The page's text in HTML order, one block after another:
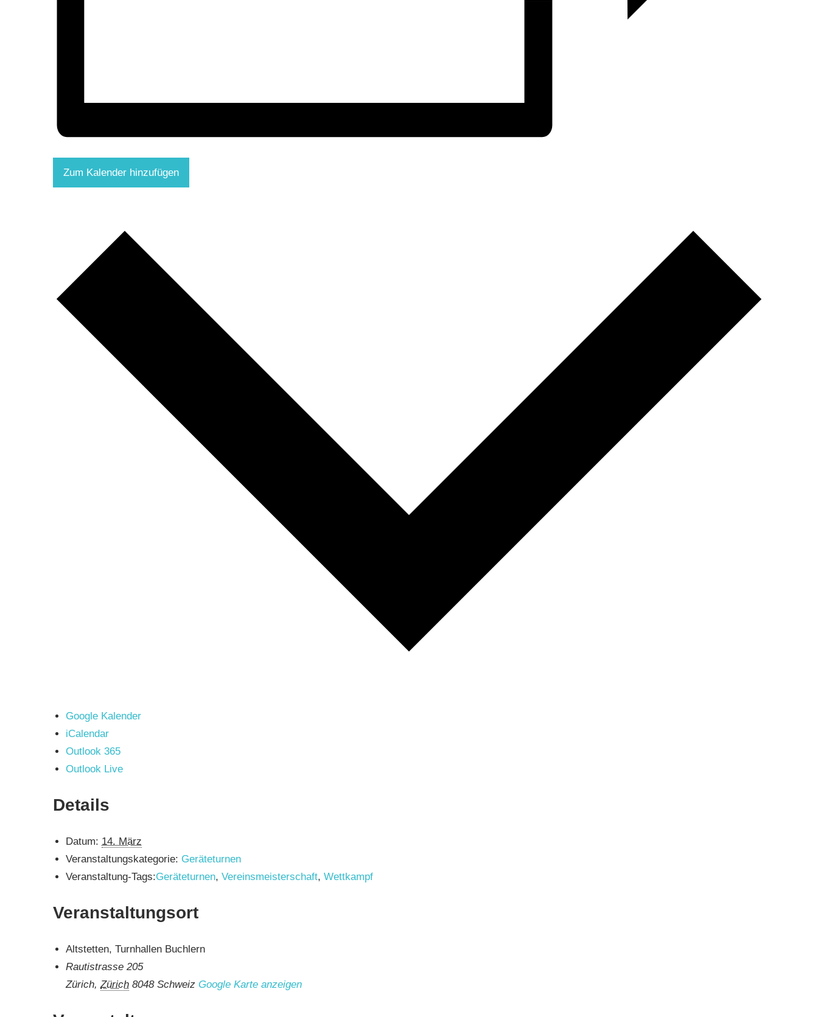
Zum Kalender hinzufügen
Google Kalender
iCalendar
Outlook 365
Outlook Live
Details
Datum: 14. März
Veranstaltungskategorie: Geräteturnen
Veranstaltung-Tags:Geräteturnen,Vereinsmeisterschaft,Wettkampf
Veranstaltungsort
Altstetten, Turnhallen Buchlern
Rautistrasse 205
Zürich, Zürich 8048 Schweiz Google Karte anzeigen